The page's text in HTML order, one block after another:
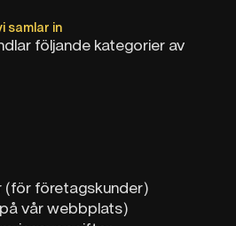
samlar in
följande kategorier av
(för företagskunder)
vår webbplats)